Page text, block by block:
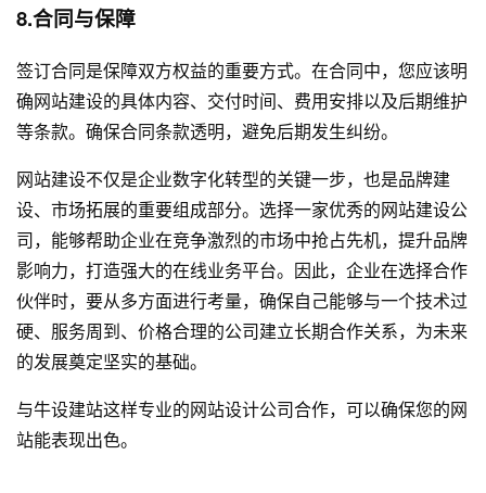
8.合同与保障
签订合同是保障双方权益的重要方式。在合同中，您应该明
确网站建设的具体内容、交付时间、费用安排以及后期维护
等条款。确保合同条款透明，避免后期发生纠纷。
网站建设不仅是企业数字化转型的关键一步，也是品牌建
设、市场拓展的重要组成部分。选择一家优秀的网站建设公
司，能够帮助企业在竞争激烈的市场中抢占先机，提升品牌
影响力，打造强大的在线业务平台。因此，企业在选择合作
伙伴时，要从多方面进行考量，确保自己能够与一个技术过
硬、服务周到、价格合理的公司建立长期合作关系，为未来
的发展奠定坚实的基础。
与牛设建站这样专业的网站设计公司合作，可以确保您的网
站能表现出色。